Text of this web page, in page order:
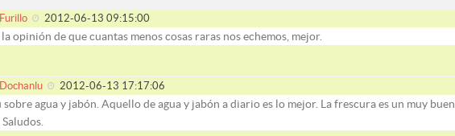
Furillo 2012-06-13 09:15:00
opinión de que cuantas menos cosas raras nos echemos, mejor.
Dochanlu 2012-06-13 17:17:06
agua y jabón. Aquello de agua y jabón a diario es lo mejor. La frescura es un muy buen